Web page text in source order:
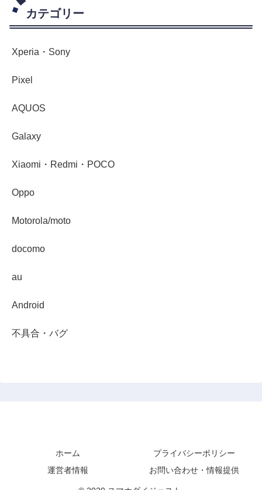
カテゴリー
Xperia・Sony
Pixel
AQUOS
Galaxy
Xiaomi・Redmi・POCO
Oppo
Motorola/moto
docomo
au
Android
不具合・バグ
ホーム
プライバシーポリシー
運営者情報
お問い合わせ・情報提供